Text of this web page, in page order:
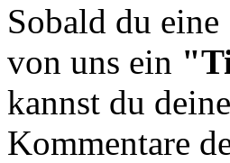
Sobald du
von uns ein
kannst du
Kommentare